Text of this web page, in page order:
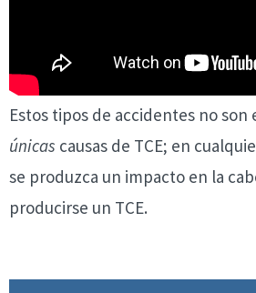
Estos tipos de accidentes no son
únicas causas de TCE; en
se produzca un impacto en la
producirse un TCE.